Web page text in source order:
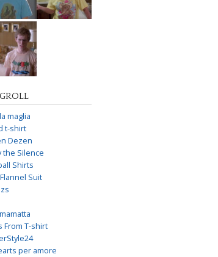
maglia
t-shirt
Dezen
the Silence
Shirts
Suit
From T-shirt
per amore